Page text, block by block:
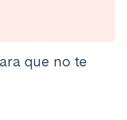
que no te